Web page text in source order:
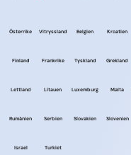
Österrike Vitryssland Belgien Kroatien
Finland Frankrike Tyskland Grekland
Lettland Litauen Luxemburg Malta
Rumänien Serbien Slovakien Slovenien
Israel Turkiet